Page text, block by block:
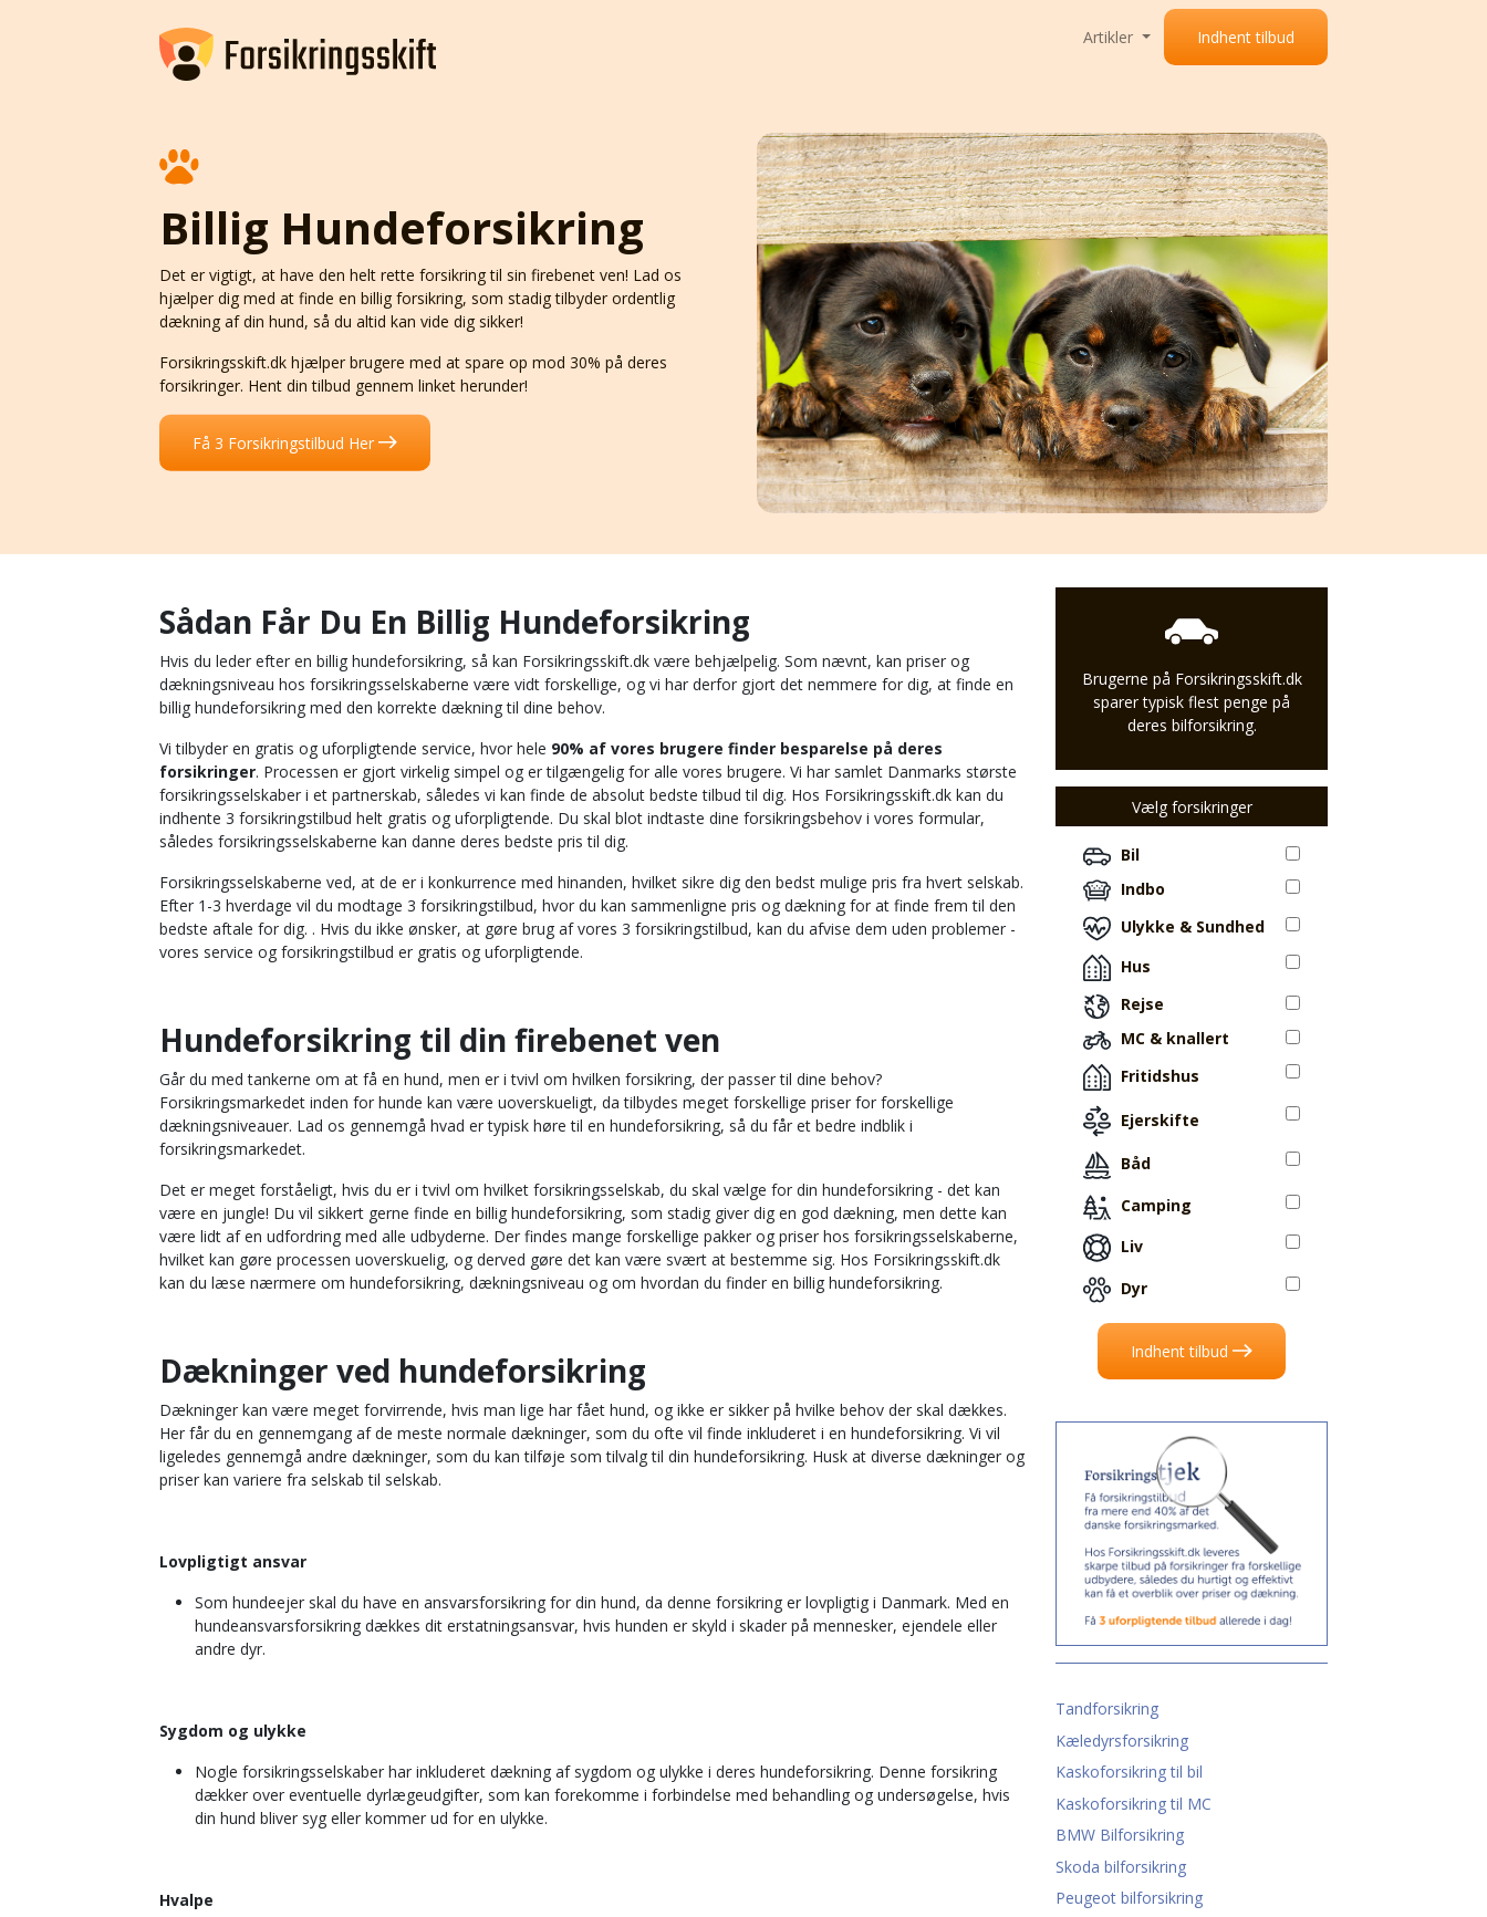
Artikler Indhent tilbud
Billig Hundeforsikring
Det er vigtigt, at have den helt rette forsikring til sin firebenet ven! Lad os
hjælper dig med at finde en billig forsikring, som stadig tilbyder ordentlig
dækning af din hund, så du altid kan vide dig sikker!
Forsikringsskift.dk hjælper brugere med at spare op mod 30% på deres
forsikringer. Hent din tilbud gennem linket herunder!
Få 3 Forsikringstilbud Her
Sådan Får Du En Billig Hundeforsikring
Hvis du leder efter en billig hundeforsikring, så kan Forsikringsskift.dk være behjælpelig. Som nævnt, kan priser og
dækningsniveau hos forsikringsselskaberne være vidt forskellige, og vi har derfor gjort det nemmere for dig, at finde en
billig hundeforsikring med den korrekte dækning til dine behov.
Vi tilbyder en gratis og uforpligtende service, hvor hele 90% af vores brugere finder besparelse på deres
forsikringer. Processen er gjort virkelig simpel og er tilgængelig for alle vores brugere. Vi har samlet Danmarks største
forsikringsselskaber i et partnerskab, således vi kan finde de absolut bedste tilbud til dig. Hos Forsikringsskift.dk kan du
indhente 3 forsikringstilbud helt gratis og uforpligtende. Du skal blot indtaste dine forsikringsbehov i vores formular,
således forsikringsselskaberne kan danne deres bedste pris til dig.
Forsikringsselskaberne ved, at de er i konkurrence med hinanden, hvilket sikre dig den bedst mulige pris fra hvert selskab.
Efter 1-3 hverdage vil du modtage 3 forsikringstilbud, hvor du kan sammenligne pris og dækning for at finde frem til den
bedste aftale for dig. . Hvis du ikke ønsker, at gøre brug af vores 3 forsikringstilbud, kan du afvise dem uden problemer -
vores service og forsikringstilbud er gratis og uforpligtende.
Hundeforsikring til din firebenet ven
Går du med tankerne om at få en hund, men er i tvivl om hvilken forsikring, der passer til dine behov?
Forsikringsmarkedet inden for hunde kan være uoverskueligt, da tilbydes meget forskellige priser for forskellige
dækningsniveauer. Lad os gennemgå hvad er typisk høre til en hundeforsikring, så du får et bedre indblik i
forsikringsmarkedet.
Det er meget forståeligt, hvis du er i tvivl om hvilket forsikringsselskab, du skal vælge for din hundeforsikring - det kan
være en jungle! Du vil sikkert gerne finde en billig hundeforsikring, som stadig giver dig en god dækning, men dette kan
være lidt af en udfordring med alle udbyderne. Der findes mange forskellige pakker og priser hos forsikringsselskaberne,
hvilket kan gøre processen uoverskuelig, og derved gøre det kan være svært at bestemme sig. Hos Forsikringsskift.dk
kan du læse nærmere om hundeforsikring, dækningsniveau og om hvordan du finder en billig hundeforsikring.
Dækninger ved hundeforsikring
Dækninger kan være meget forvirrende, hvis man lige har fået hund, og ikke er sikker på hvilke behov der skal dækkes.
Her får du en gennemgang af de meste normale dækninger, som du ofte vil finde inkluderet i en hundeforsikring. Vi vil
ligeledes gennemgå andre dækninger, som du kan tilføje som tilvalg til din hundeforsikring. Husk at diverse dækninger og
priser kan variere fra selskab til selskab.
Lovpligtigt ansvar
Som hundeejer skal du have en ansvarsforsikring for din hund, da denne forsikring er lovpligtig i Danmark. Med en
hundeansvarsforsikring dækkes dit erstatningsansvar, hvis hunden er skyld i skader på mennesker, ejendele eller
andre dyr.
Sygdom og ulykke
Nogle forsikringsselskaber har inkluderet dækning af sygdom og ulykke i deres hundeforsikring. Denne forsikring
dækker over eventuelle dyrlægeudgifter, som kan forekomme i forbindelse med behandling og undersøgelse, hvis
din hund bliver syg eller kommer ud for en ulykke.
Hvalpe
Brugerne på Forsikringsskift.dk
sparer typisk flest penge på
deres bilforsikring.
Vælg forsikringer
Bil
Indbo
Ulykke & Sundhed
Hus
Rejse
MC & knallert
Fritidshus
Ejerskifte
Båd
Camping
Liv
Dyr
Indhent tilbud
Tandforsikring
Kæledyrsforsikring
Kaskoforsikring til bil
Kaskoforsikring til MC
BMW Bilforsikring
Skoda bilforsikring
Peugeot bilforsikring